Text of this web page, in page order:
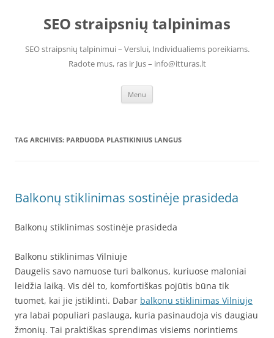
contentSEO straipsnių talpinimas
SEO straipsnių talpinimui – Verslui, Individualiems poreikiams.
Radote mus, ras ir Jus – info@itturas.lt
Menu
TAG ARCHIVES: PARDUODA PLASTIKINIUS LANGUS
Balkonų stiklinimas sostinėje prasideda
Balkonų stiklinimas sostinėje prasideda
Balkonu stiklinimas Vilniuje
Daugelis savo namuose turi balkonus, kuriuose maloniai
leidžia laiką. Vis dėl to, komfortiškas pojūtis būna tik
tuomet, kai jie įstiklinti. Dabar balkonu stiklinimas Vilniuje
yra labai populiari paslauga, kuria pasinaudoja vis daugiau
žmonių. Tai praktiškas sprendimas visiems norintiems